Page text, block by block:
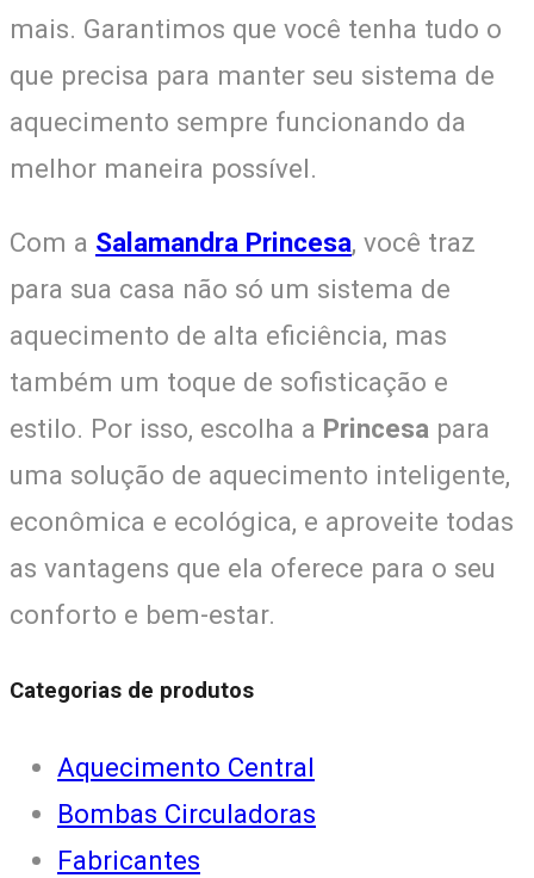
mais. Garantimos que você tenha tudo o
que precisa para manter seu sistema de
aquecimento sempre funcionando da
melhor maneira possível.
Com a Salamandra Princesa, você traz
para sua casa não só um sistema de
aquecimento de alta eficiência, mas
também um toque de sofisticação e
estilo. Por isso, escolha a Princesa para
uma solução de aquecimento inteligente,
econômica e ecológica, e aproveite todas
as vantagens que ela oferece para o seu
conforto e bem-estar.
Categorias de produtos
Aquecimento Central
Bombas Circuladoras
Fabricantes